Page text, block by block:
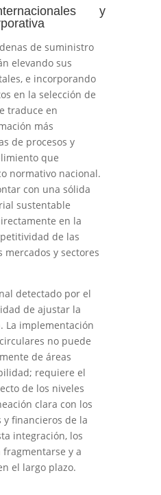
y
de suministro
elevando sus
e incorporando
en la selección de
traduce en
más
de procesos y
que
normativo nacional.
con una sólida
sustentable
en la
de las
mercados y sectores
detectado por el
de ajustar la
La implementación
no puede
de áreas
requiere el
de los niveles
clara con los
financieros de la
integración, los
y a
el largo plazo.